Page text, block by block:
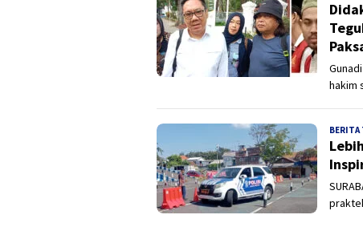
hakim
BERITA